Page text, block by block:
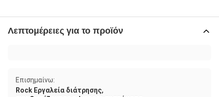
Λεπτομέρειες για το προϊόν
Επισημαίνω:
Rock Εργαλεία διάτρησης,